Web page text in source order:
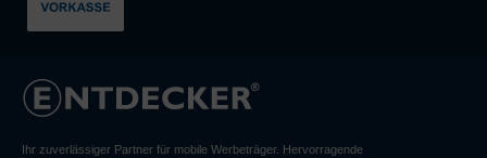
Ihr zuverlässiger Partner für mobile Werbeträger. Hervorragende